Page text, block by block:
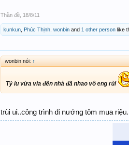
Thần đề 18/8/11
kunkun Phúc Thịnh wonbin and 1 other person like
wonbin nói: ↑
Tỷ iu vừa vìa đến nhà đã nhao vô eng rùi
trùi ui..công trình đi nướng tôm mua